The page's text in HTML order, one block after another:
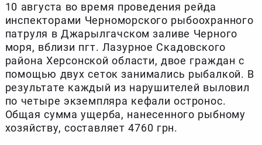
10 августа во время проведения рейда
инспекторами Черноморского рыбоохранного
патруля в Джарылгачском заливе Черного
моря, вблизи пгт. Лазурное Скадовского
района Херсонской области, двое граждан с
помощью двух сеток занимались рыбалкой. В
результате каждый из нарушителей выловил
по четыре экземпляра кефали остронос.
Общая сумма ущерба, нанесенного рыбному
хозяйству, составляет 4760 грн.